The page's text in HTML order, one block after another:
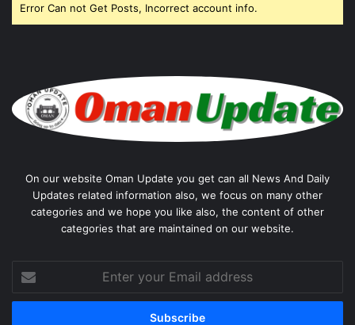
Error Can not Get Posts, Incorrect account info.
On our website Oman Update you get can all News And Daily
Updates related information also, we focus on many other
categories and we hope you like also, the content of other
categories that are maintained on our website.
your
Email